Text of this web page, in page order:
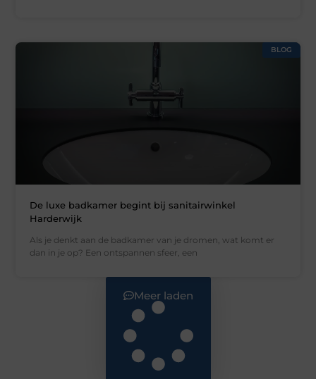
BLOG
De luxe badkamer begint bij sanitairwinkel
Harderwijk
Als je denkt aan de badkamer van je dromen, wat komt er
dan in je op? Een ontspannen sfeer, een
Meer laden